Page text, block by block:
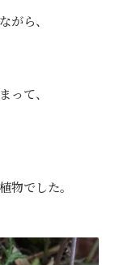
がら、
って、
物でした。